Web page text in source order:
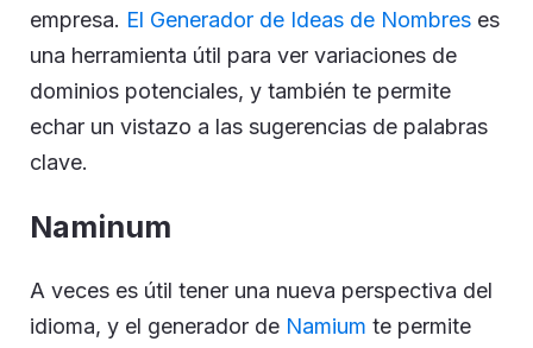
empresa. El Generador de Ideas de Nombres es
una herramienta útil para ver variaciones de
dominios potenciales, y también te permite
echar un vistazo a las sugerencias de palabras
clave.
Naminum
A veces es útil tener una nueva perspectiva del
idioma, y el generador de Namium te permite